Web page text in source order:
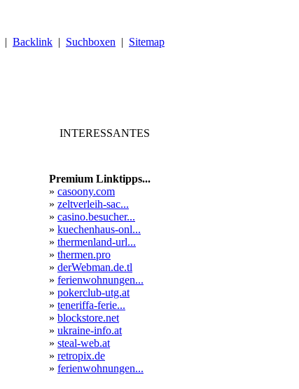
| Backlink | Suchboxen | Sitemap
INTERESSANTES
Premium Linktipps...
» casoony.com
» zeltverleih-sac...
» casino.besucher...
» kuechenhaus-onl...
» thermenland-url...
» thermen.pro
» derWebman.de.tl
» ferienwohnungen...
» pokerclub-utg.at
» teneriffa-ferie...
» blockstore.net
» ukraine-info.at
» steal-web.at
» retropix.de
» ferienwohnungen...